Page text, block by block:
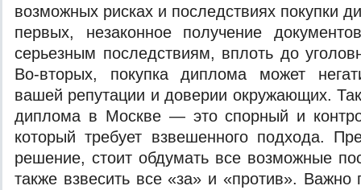
возможных рисках и последствиях покупки
первых, незаконное получение
серьезным последствиям, вплоть до
Во-вторых, покупка диплома может
вашей репутации и доверии окружающих.
диплома в Москве — это спорный и
который требует взвешенного подхода.
решение, стоит обдумать все возможные
также взвесить все «за» и «против».